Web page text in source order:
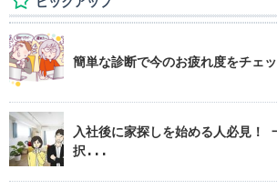
簡単な診断で今のお疲れ度をチェッ
入社後に家探しを始める人必見！
択...